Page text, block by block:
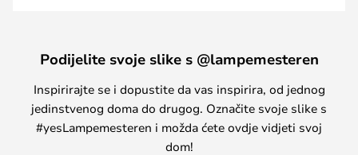
Podijelite svoje slike s @lampemesteren
Inspirirajte se i dopustite da vas inspirira, od jednog
jedinstvenog doma do drugog. Označite svoje slike s
#yesLampemesteren i možda ćete ovdje vidjeti svoj
dom!